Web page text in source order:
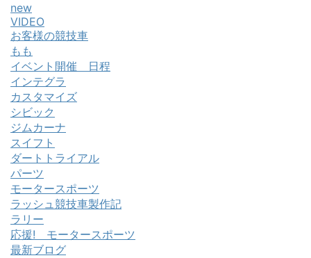
new
VIDEO
お客様の競技車
もも
イベント開催 日程
インテグラ
カスタマイズ
シビック
ジムカーナ
スイフト
ダートトライアル
パーツ
モータースポーツ
ラッシュ競技車製作記
ラリー
応援! モータースポーツ
最新ブログ